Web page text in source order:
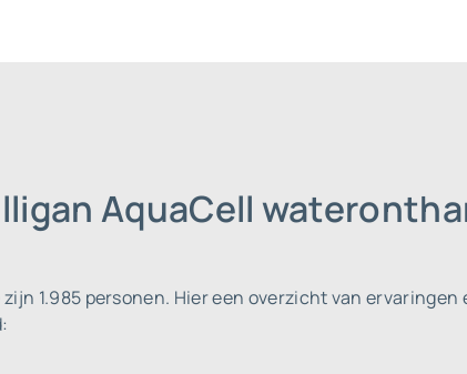
AquaCell
1.985 personen. Hier een overzicht van